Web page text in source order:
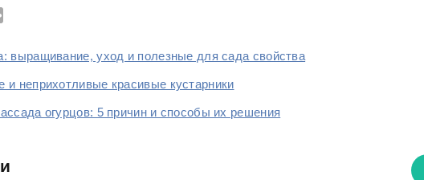
выращивание, уход и полезные для сада свойства
и неприхотливые красивые кустарники
огурцов: 5 причин и способы их решения